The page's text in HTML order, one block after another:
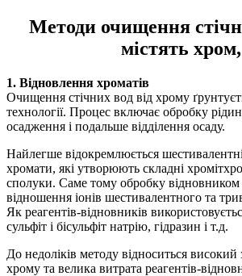
Методи очищення
містять хром,
1. Відновлення хроматів
Очищення стічних вод від хрому
технології. Процес включає обробку
осадження і подальше відділення осаду.
Найлегше відокремлюється
хромати, які утворюють складні
сполуки. Саме тому обробку відновником
відношення іонів шестивалентного та
Як реагентів-відновників
сульфіт і бісульфіт натрію, гідразин і т.д.
До недоліків методу відноситься
хрому та велика витрата реагентів-